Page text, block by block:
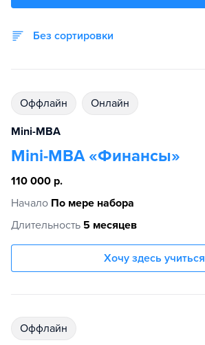
Без сортировки
Оффлайн Онлайн
Mini-MBA
Mini-MBA «Финансы»
110 000 р.
Начало По мере набора
Длительность 5 месяцев
Хочу здесь учиться
Оффлайн